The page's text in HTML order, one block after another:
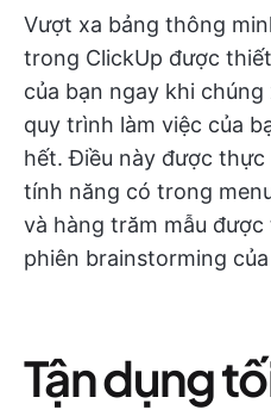
Vượt xa bảng thông
trong ClickUp được
của bạn ngay khi
quy trình làm việc của
hết. Điều này được
tính năng có trong
và hàng trăm mẫu
phiên brainstorming
Tận dụng